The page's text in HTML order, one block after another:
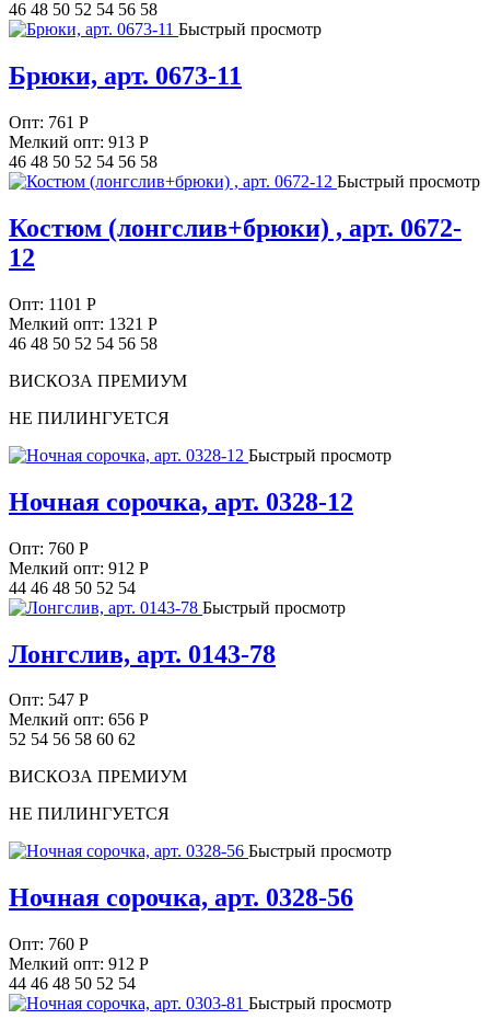
46 48 50 52 54 56 58
Быстрый просмотр
Брюки, арт. 0673-11
Опт: 761 Р
Мелкий опт: 913 Р
46 48 50 52 54 56 58
Быстрый просмотр
Костюм (лонгслив+брюки) , арт. 0672-
12
Опт: 1101 Р
Мелкий опт: 1321 Р
46 48 50 52 54 56 58
ВИСКОЗА ПРЕМИУМ
НЕ ПИЛИНГУЕТСЯ
Быстрый просмотр
Ночная сорочка, арт. 0328-12
Опт: 760 Р
Мелкий опт: 912 Р
44 46 48 50 52 54
Быстрый просмотр
Лонгслив, арт. 0143-78
Опт: 547 Р
Мелкий опт: 656 Р
52 54 56 58 60 62
ВИСКОЗА ПРЕМИУМ
НЕ ПИЛИНГУЕТСЯ
Быстрый просмотр
Ночная сорочка, арт. 0328-56
Опт: 760 Р
Мелкий опт: 912 Р
44 46 48 50 52 54
Быстрый просмотр